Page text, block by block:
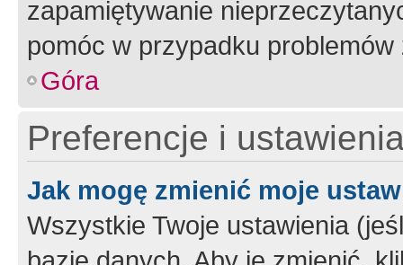
zapamiętywanie
pomóc w przypadku
Góra
Preferencje i
Jak mogę zmienić moje
Wszystkie Twoje ustawienia